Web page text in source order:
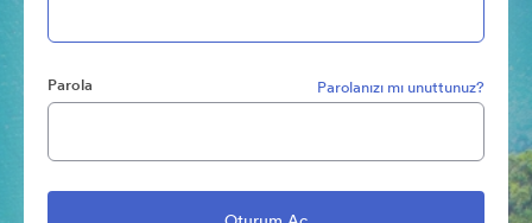
Parola Parolanızı mı unuttunuz?